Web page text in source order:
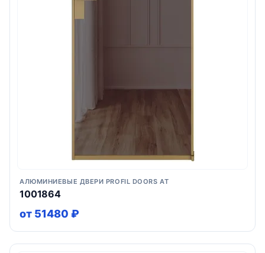
АЛЮМИНИЕВЫЕ ДВЕРИ PROFIL DOORS AT
1001864
от 51480 ₽